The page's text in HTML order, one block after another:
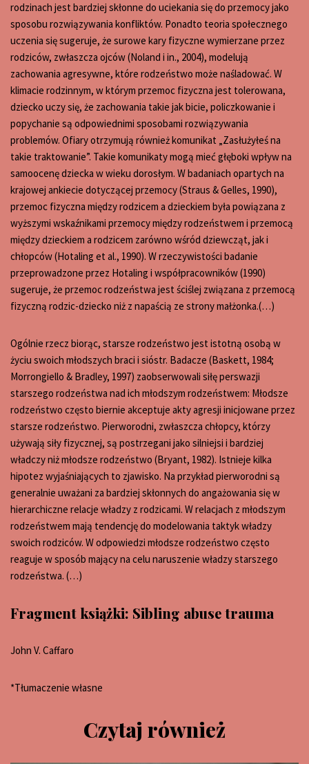
rodzinach jest bardziej skłonne do uciekania się do przemocy jako
sposobu rozwiązywania konfliktów. Ponadto teoria społecznego
uczenia się sugeruje, że surowe kary fizyczne wymierzane przez
rodziców, zwłaszcza ojców (Noland i in., 2004), modelują
zachowania agresywne, które rodzeństwo może naśladować. W
klimacie rodzinnym, w którym przemoc fizyczna jest tolerowana,
dziecko uczy się, że zachowania takie jak bicie, policzkowanie i
popychanie są odpowiednimi sposobami rozwiązywania
problemów. Ofiary otrzymują również komunikat „Zasłużyłeś na
takie traktowanie”. Takie komunikaty mogą mieć głęboki wpływ na
samoocenę dziecka w wieku dorosłym. W badaniach opartych na
krajowej ankiecie dotyczącej przemocy (Straus & Gelles, 1990),
przemoc fizyczna między rodzicem a dzieckiem była powiązana z
wyższymi wskaźnikami przemocy między rodzeństwem i przemocą
między dzieckiem a rodzicem zarówno wśród dziewcząt, jak i
chłopców (Hotaling et al., 1990). W rzeczywistości badanie
przeprowadzone przez Hotaling i współpracowników (1990)
sugeruje, że przemoc rodzeństwa jest ściślej związana z przemocą
fizyczną rodzic-dziecko niż z napaścią ze strony małżonka.(…)
Ogólnie rzecz biorąc, starsze rodzeństwo jest istotną osobą w
życiu swoich młodszych braci i sióstr. Badacze (Baskett, 1984;
Morrongiello & Bradley, 1997) zaobserwowali siłę perswazji
starszego rodzeństwa nad ich młodszym rodzeństwem: Młodsze
rodzeństwo często biernie akceptuje akty agresji inicjowane przez
starsze rodzeństwo. Pierworodni, zwłaszcza chłopcy, którzy
używają siły fizycznej, są postrzegani jako silniejsi i bardziej
władczy niż młodsze rodzeństwo (Bryant, 1982). Istnieje kilka
hipotez wyjaśniających to zjawisko. Na przykład pierworodni są
generalnie uważani za bardziej skłonnych do angażowania się w
hierarchiczne relacje władzy z rodzicami. W relacjach z młodszym
rodzeństwem mają tendencję do modelowania taktyk władzy
swoich rodziców. W odpowiedzi młodsze rodzeństwo często
reaguje w sposób mający na celu naruszenie władzy starszego
rodzeństwa. (…)
Fragment książki: Sibling abuse trauma
John V. Caffaro
*Tłumaczenie własne
Czytaj również